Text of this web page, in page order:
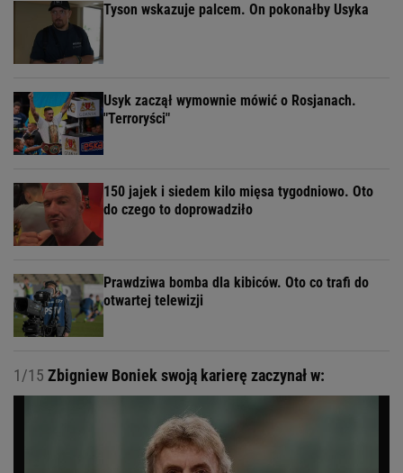
Tyson wskazuje palcem. On pokonałby Usyka
Usyk zaczął wymownie mówić o Rosjanach.
"Terroryści"
150 jajek i siedem kilo mięsa tygodniowo. Oto
do czego to doprowadziło
Prawdziwa bomba dla kibiców. Oto co trafi do
otwartej telewizji
1/15 Zbigniew Boniek swoją karierę zaczynał w: